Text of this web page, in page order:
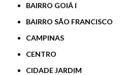
BAIRRO GOIÁ I
BAIRRO SÃO FRANCISCO
CAMPINAS
CENTRO
CIDADE JARDIM